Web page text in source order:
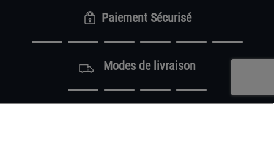
Paiement Sécurisé
Modes de livraison